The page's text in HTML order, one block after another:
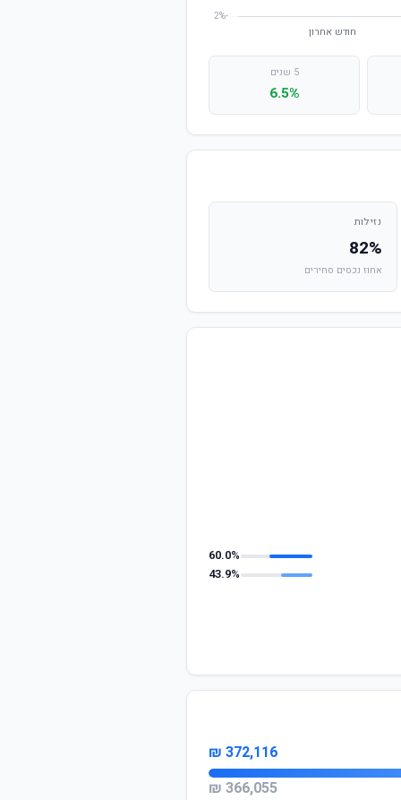
5 שנים
6.5%
נזילות
82%
אחוז נכסים סחירים
60.0%
43.9%
372,116 ₪
366,055 ₪